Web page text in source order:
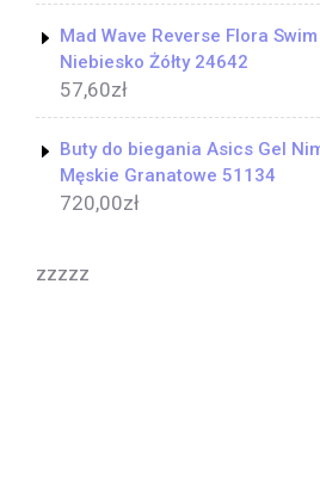
Mad Wave Reverse Flora
Niebiesko Żółty 24642
57,60zł
Buty do biegania Asics Gel
Męskie Granatowe 51134
720,00zł
zzzzz